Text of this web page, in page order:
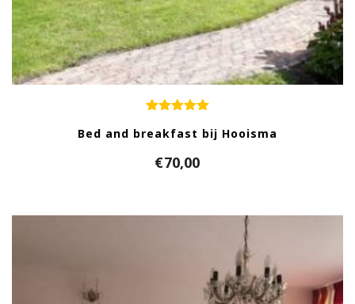
Bed and breakfast bij Hooisma
€70,00